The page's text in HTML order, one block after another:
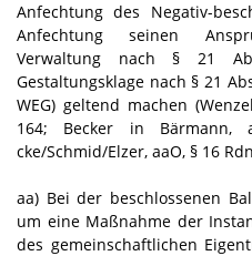
Anfechtung des Negativ-
Anfechtung seinen
Verwaltung nach § 21
Gestaltungsklage nach § 21
WEG) geltend machen
164; Becker in
cke/Schmid/Elzer, aaO, § 16
aa) Bei der beschlossenen
um eine Maßnahme der
des gemeinschaftlichen